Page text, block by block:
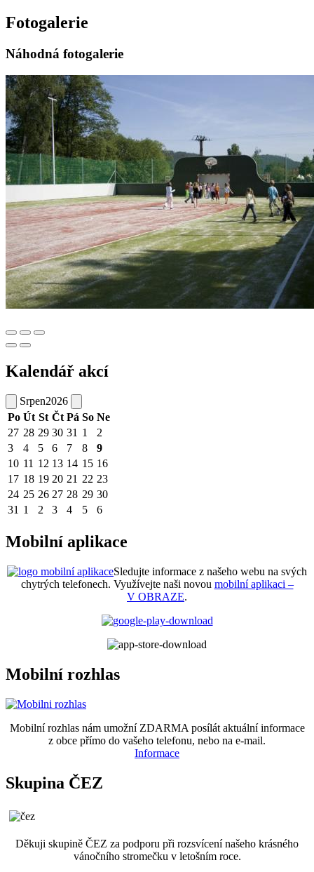
Fotogalerie
Náhodná fotogalerie
Kalendář akcí
Srpen2026
Po Út St Čt Pá So Ne
27 28 29 30 31 1
2
3
4 5 6 7 8
9
10 11 12 13 14 15 16
17 18 19 20 21 22 23
24 25 26 27 28 29 30
31 1 2 3 4 5 6
Mobilní aplikace
Sledujte informace z našeho webu na svých
chytrých telefonech. Využívejte naši novou mobilní aplikaci –
V OBRAZE.
Mobilní rozhlas
Mobilní rozhlas nám umožní ZDARMA posílát aktuální informace
z obce přímo do vašeho telefonu, nebo na e-mail.
Informace
Skupina ČEZ
Děkuji skupině ČEZ za podporu při rozsvícení našeho krásného
vánočního stromečku v letošním roce.